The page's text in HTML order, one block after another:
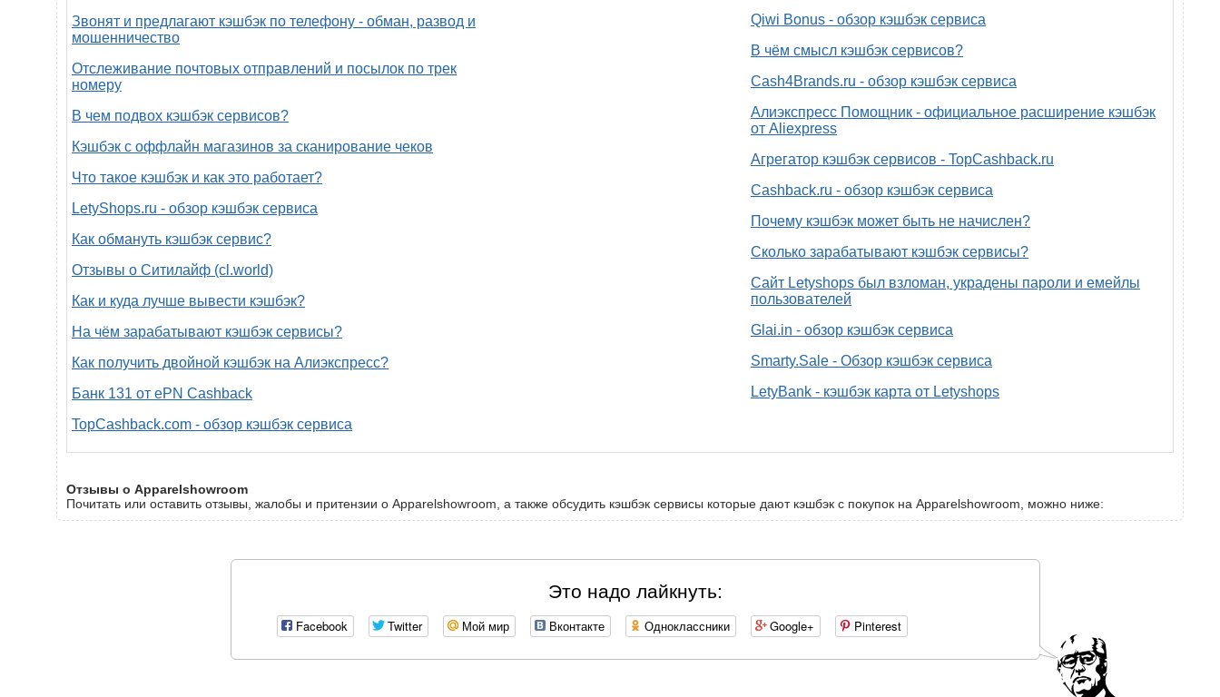
Звонят и предлагают кэшбэк по телефону - обман, развод и
мошенничество
Отслеживание почтовых отправлений и посылок по трек
номеру
В чем подвох кэшбэк сервисов?
Кэшбэк с оффлайн магазинов за сканирование чеков
Что такое кэшбэк и как это работает?
LetyShops.ru - обзор кэшбэк сервиса
Как обмануть кэшбэк сервис?
Отзывы о Ситилайф (cl.world)
Как и куда лучше вывести кэшбэк?
На чём зарабатывают кэшбэк сервисы?
Как получить двойной кэшбэк на Алиэкспресс?
Банк 131 от ePN Cashback
TopCashback.com - обзор кэшбэк сервиса
Qiwi Bonus - обзор кэшбэк сервиса
В чём смысл кэшбэк сервисов?
Cash4Brands.ru - обзор кэшбэк сервиса
Алиэкспресс Помощник - официальное расширение кэшбэк
от Aliexpress
Агрегатор кэшбэк сервисов - TopCashback.ru
Cashback.ru - обзор кэшбэк сервиса
Почему кэшбэк может быть не начислен?
Сколько зарабатывают кэшбэк сервисы?
Сайт Letyshops был взломан, украдены пароли и емейлы
пользователей
Glai.in - обзор кэшбэк сервиса
Smarty.Sale - Обзор кэшбэк сервиса
LetyBank - кэшбэк карта от Letyshops
Отзывы о Apparelshowroom
Почитать или оставить отзывы, жалобы и притензии о Apparelshowroom, а также обсудить кэшбэк сервисы которые дают кэшбэк с покупок на Apparelshowroom, можно ниже:
Это надо лайкнуть:
Facebook Twitter Мой мир Вконтакте Одноклассники Google+ Pinterest